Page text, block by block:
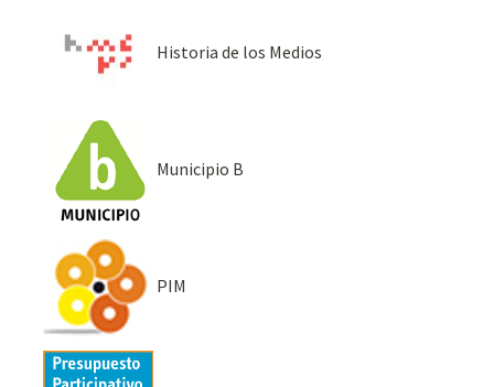
Historia de los Medios
Municipio B
PIM